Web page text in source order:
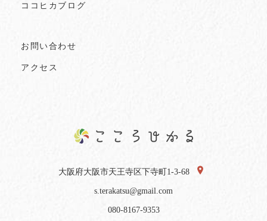
ココヒカブログ
お問い合わせ
アクセス
大阪府大阪市天王寺区下寺町1-3-68
s.terakatsu@gmail.com
080-8167-9353